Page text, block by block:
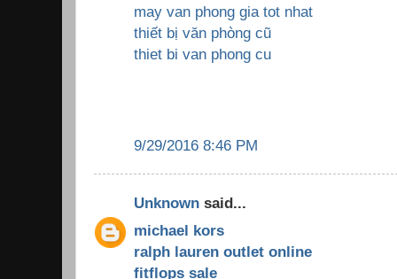
may van phong gia tot nhat
thiết bị văn phòng cũ
thiet bi van phong cu
9/29/2016 8:46 PM
Unknown said...
michael kors
ralph lauren outlet online
fitflops sale